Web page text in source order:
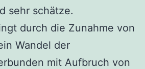
sehr schätze.
durch die Zunahme von
Wandel der
mit Aufbruch von